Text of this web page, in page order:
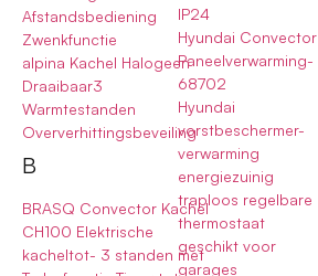
Afstandsbediening
Zwenkfunctie
alpina Kachel Halogeen
Draaibaar3
Warmtestanden
Oververhittingsbeveiling
B
BRASQ Convector Kachel
CH100 Elektrische
kacheltot- 3 standen met
IP24
Hyundai Convector
Paneelverwarming-
68702
Hyundai
vorstbeschermer-
verwarming
energiezuinig
traploos regelbare
thermostaat
geschikt voor
garages